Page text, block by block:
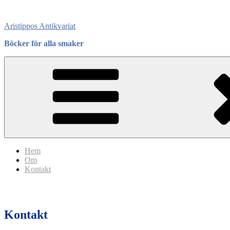
content
Aristippos Antikvariat
Böcker för alla smaker
Hem
Om
Kontakt
Kontakt